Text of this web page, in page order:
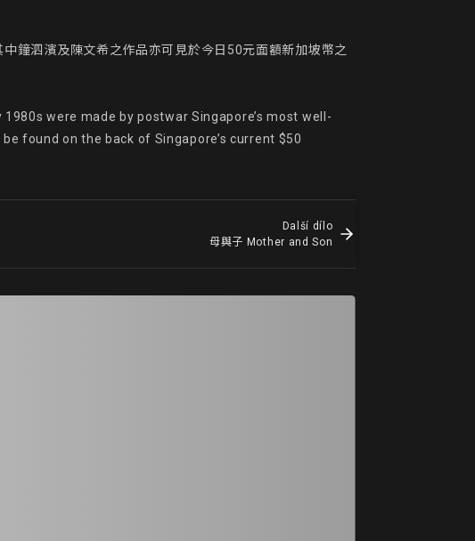
鐘泗濱及陳文希之作品亦可見於今日50元面額新加坡幣之
were made by postwar Singapore’s most well-
found on the back of Singapore’s current $50
Další dílo
母與子 Mother and Son